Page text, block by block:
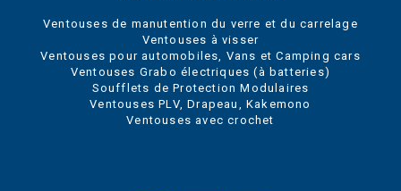
Ventouses de manutention du verre et du carrelage
Ventouses à visser
Ventouses pour automobiles, Vans et Camping cars
Ventouses Grabo électriques (à batteries)
Soufflets de Protection Modulaires
Ventouses PLV, Drapeau, Kakemono
Ventouses avec crochet